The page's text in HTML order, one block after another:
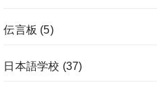
伝言板 (5)
日本語学校 (37)